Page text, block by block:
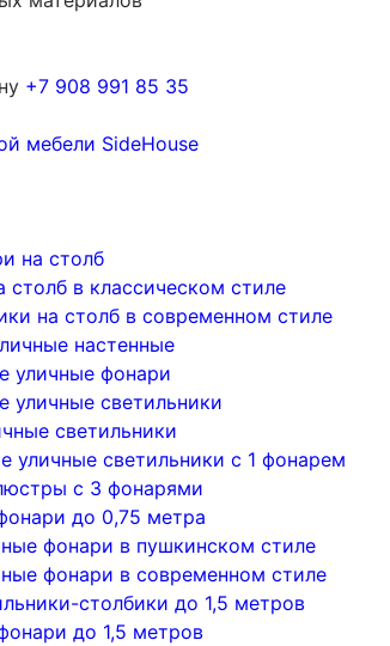
+7 908 991 85 35
мебели SideHouse
на столб
столб в классическом стиле
на столб в современном стиле
настенные
уличные фонари
уличные светильники
светильники
уличные светильники с 1 фонарем
с 3 фонарями
до 0,75 метра
фонари в пушкинском стиле
фонари в современном стиле
столбики до 1,5 метров
до 1,5 метров